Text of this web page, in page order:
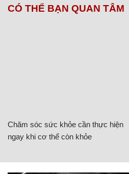
CÓ THỂ BẠN QUAN TÂM
Chăm sóc sức khỏe cần thực hiện
ngay khi cơ thể còn khỏe